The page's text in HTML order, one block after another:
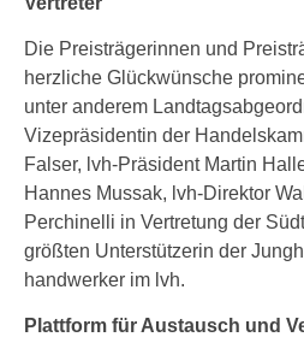
Die Preisträgerinnen und
herzliche Glückwünsche
unter anderem
Vizepräsidentin der
Falser, lvh-Präsident Martin
Hannes Mussak, lvh-Direktor
Perchinelli in Vertretung der
größten Unterstützerin der
handwerker im lvh.
Plattform für Austausch und